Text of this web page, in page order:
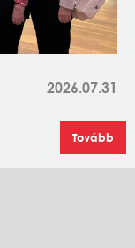
2026.07.31
Tovább